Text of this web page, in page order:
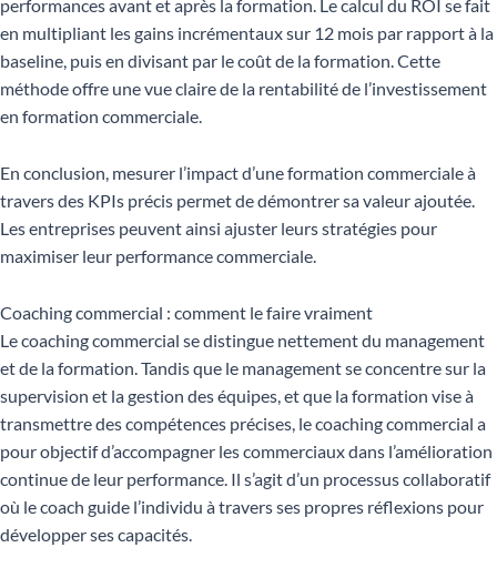
performances avant et après la formation. Le calcul du ROI se fait
en multipliant les gains incrémentaux sur 12 mois par rapport à la
baseline, puis en divisant par le coût de la formation. Cette
méthode offre une vue claire de la rentabilité de l’investissement
en formation commerciale.
En conclusion, mesurer l’impact d’une formation commerciale à
travers des KPIs précis permet de démontrer sa valeur ajoutée.
Les entreprises peuvent ainsi ajuster leurs stratégies pour
maximiser leur performance commerciale.
Coaching commercial : comment le faire vraiment
Le coaching commercial se distingue nettement du management
et de la formation. Tandis que le management se concentre sur la
supervision et la gestion des équipes, et que la formation vise à
transmettre des compétences précises, le coaching commercial a
pour objectif d’accompagner les commerciaux dans l’amélioration
continue de leur performance. Il s’agit d’un processus collaboratif
où le coach guide l’individu à travers ses propres réflexions pour
développer ses capacités.